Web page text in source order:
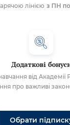
лінією з ПН
Додаткові
від Академії
про важливі
Обрати